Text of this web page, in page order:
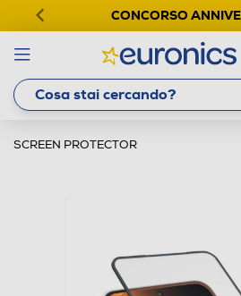
CONCORSO
SCREEN PROTECTOR